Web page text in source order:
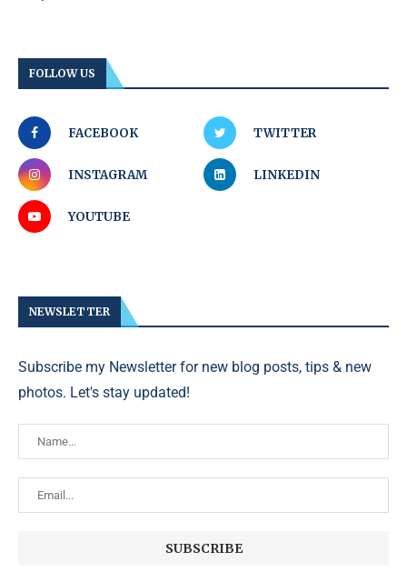
FOLLOW US
FACEBOOK TWITTER
INSTAGRAM LINKEDIN
YOUTUBE
NEWSLETTER
Subscribe my Newsletter for new blog posts, tips & new
photos. Let's stay updated!